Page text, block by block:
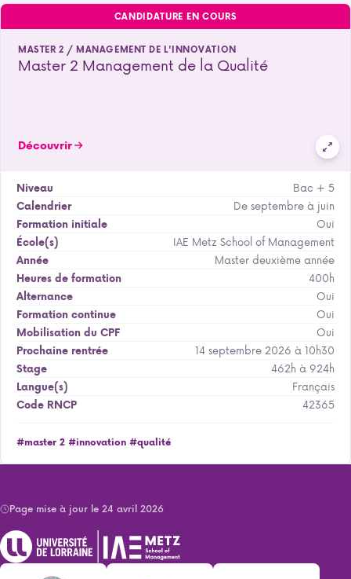
CANDIDATURE EN COURS
MASTER 2 / MANAGEMENT DE L'INNOVATION
Master 2 Management de la Qualité
Découvrir
Niveau
Bac + 5
Calendrier
De septembre à juin
Formation initiale
Oui
École(s)
IAE Metz School of Management
Année
Master deuxième année
Heures de formation
400h
Alternance
Oui
Formation continue
Oui
Mobilisation du CPF
Oui
Prochaine rentrée
14 septembre 2026 à 10h30
Stage
462h à 924h
Langue(s)
Français
Code RNCP
42365
#master 2 #innovation #qualité
Page mise à jour le 24 avril 2026